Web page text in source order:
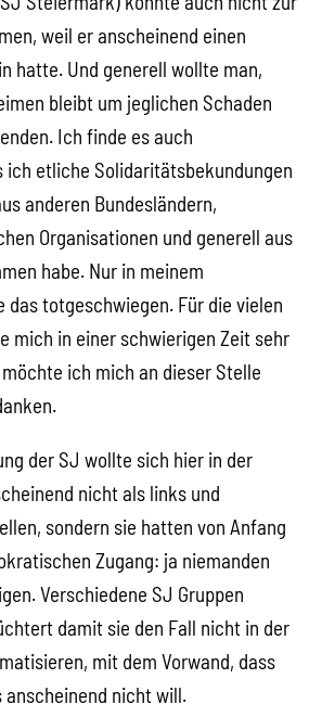
weil er anscheinend einen
hatte. Und generell wollte man,
bleibt um jeglichen Schaden
Ich finde es auch
ich etliche Solidaritätsbekundungen
anderen Bundesländern,
Organisationen und generell aus
habe. Nur in meinem
das totgeschwiegen. Für die vielen
mich in einer schwierigen Zeit sehr
ich mich an dieser Stelle
der SJ wollte sich hier in der
nicht als links und
sondern sie hatten von Anfang
Zugang: ja niemanden
Verschiedene SJ Gruppen
damit sie den Fall nicht in der
mit dem Vorwand, dass
anscheinend nicht will.